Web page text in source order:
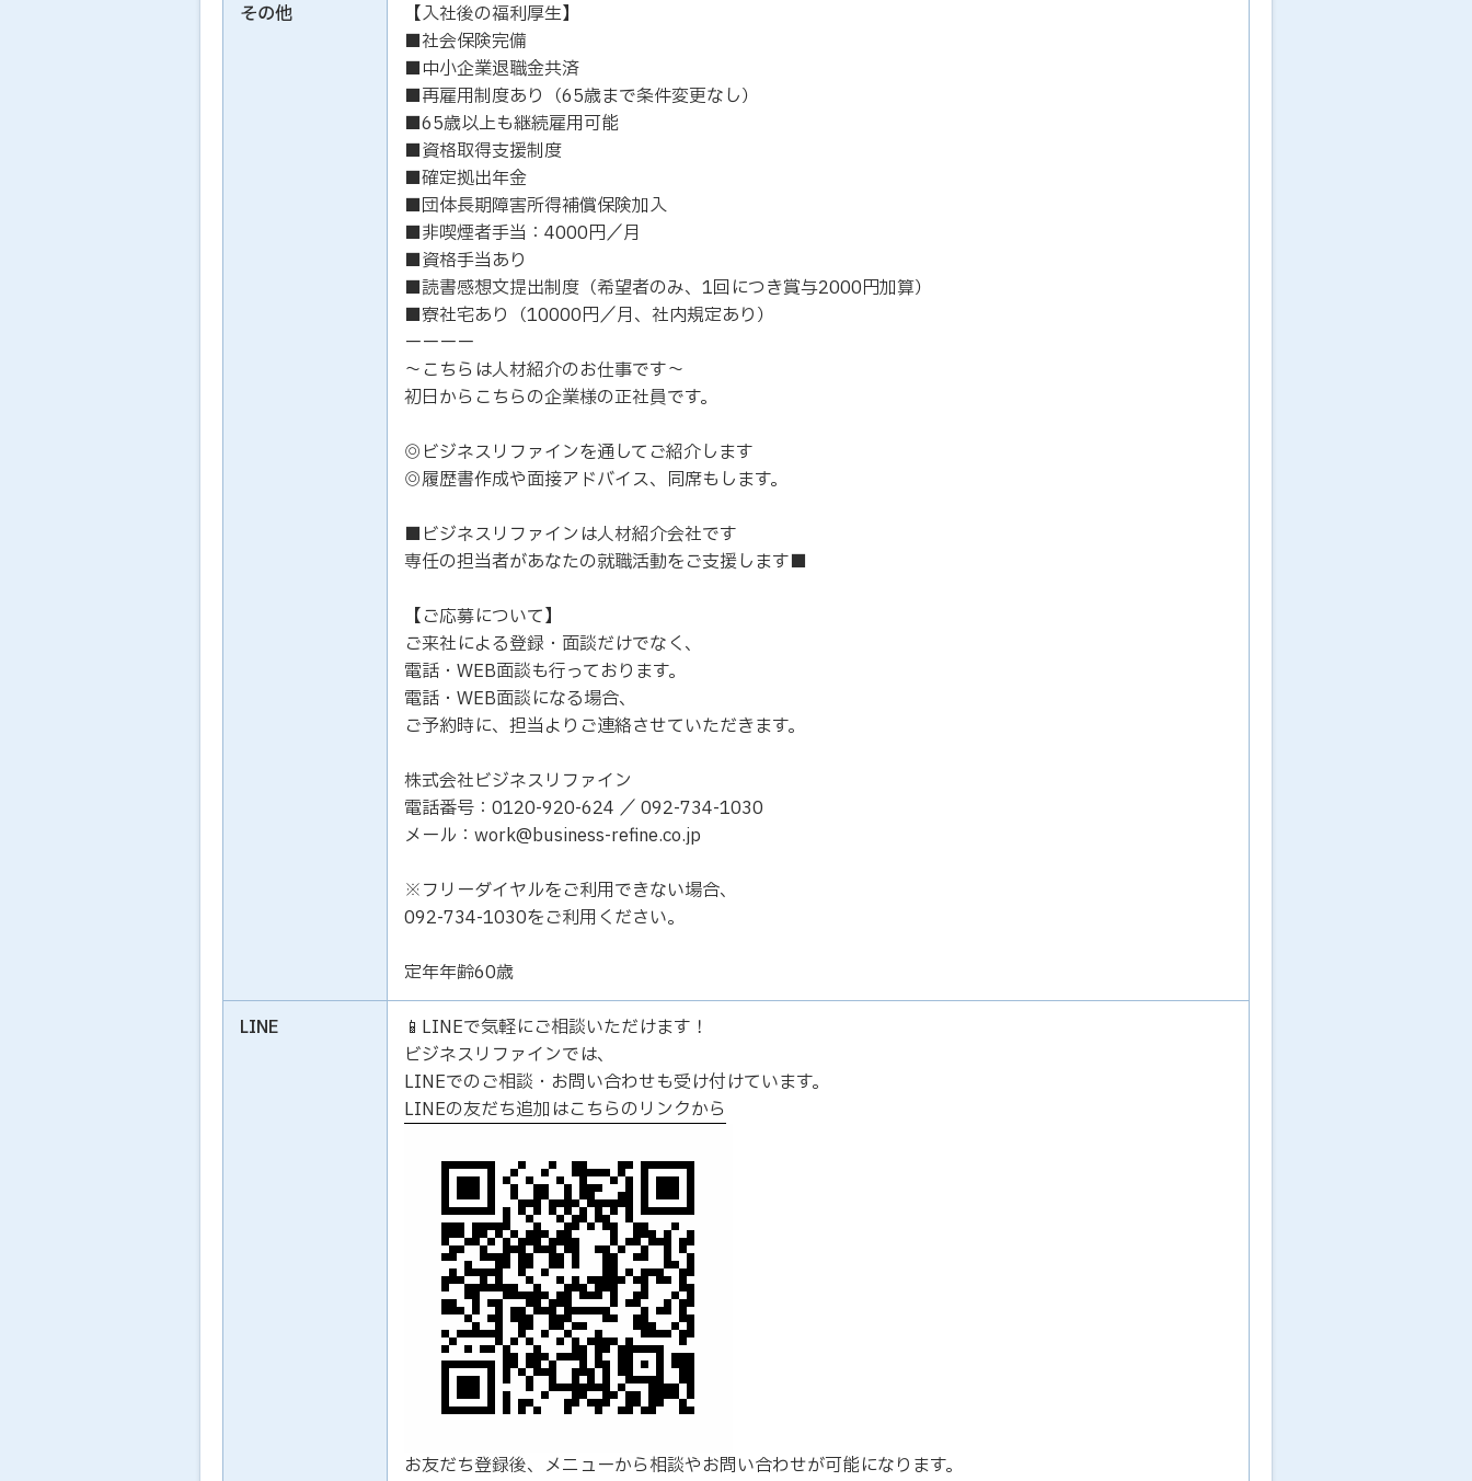
その他
【入社後の福利厚生】
■社会保険完備
■中小企業退職金共済
■再雇用制度あり（65歳まで条件変更なし）
■65歳以上も継続雇用可能
■資格取得支援制度
■確定拠出年金
■団体長期障害所得補償保険加入
■非喫煙者手当：4000円／月
■資格手当あり
■読書感想文提出制度（希望者のみ、1回につき賞与2000円加算）
■寮社宅あり（10000円／月、社内規定あり）
ーーーー
～こちらは人材紹介のお仕事です～
初日からこちらの企業様の正社員です。
◎ビジネスリファインを通してご紹介します
◎履歴書作成や面接アドバイス、同席もします。
■ビジネスリファインは人材紹介会社です
専任の担当者があなたの就職活動をご支援します■
【ご応募について】
ご来社による登録・面談だけでなく、
電話・WEB面談も行っております。
電話・WEB面談になる場合、
ご予約時に、担当よりご連絡させていただきます。
株式会社ビジネスリファイン
電話番号：0120-920-624 ／ 092-734-1030
メール：work@business-refine.co.jp
※フリーダイヤルをご利用できない場合、
092-734-1030をご利用ください。
定年年齢60歳
LINE
📱LINEで気軽にご相談いただけます！
ビジネスリファインでは、
LINEでのご相談・お問い合わせも受け付けています。
LINEの友だち追加はこちらのリンクから
お友だち登録後、メニューから相談やお問い合わせが可能になります。